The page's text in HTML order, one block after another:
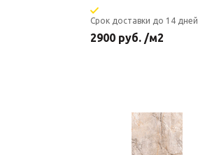
Срок доставки до 14 дней
2900 руб. /м2